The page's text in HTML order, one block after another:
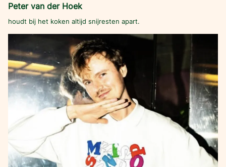
Peter van der Hoek
houdt bij het koken altijd snijresten apart.